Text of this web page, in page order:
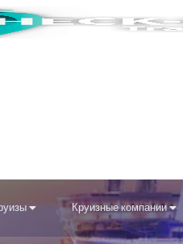
Круизные компании